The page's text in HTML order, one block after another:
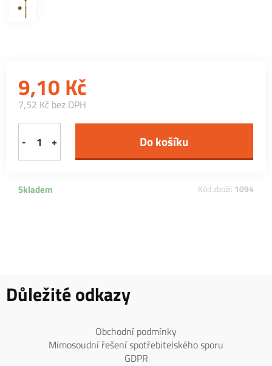
9,10 Kč
7,52 Kč bez DPH
- +
Skladem Kód zboží: 1094
Důležité odkazy
Obchodní podmínky
Mimosoudní řešení spotřebitelského sporu
GDPR